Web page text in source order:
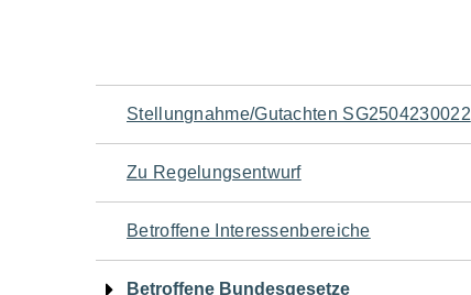
Navigation
für
den
Seiteninhalt
Stellungnahme/Gutachten SG2504230022
Zu Regelungsentwurf
Betroffene Interessenbereiche
Betroffene Bundesgesetze